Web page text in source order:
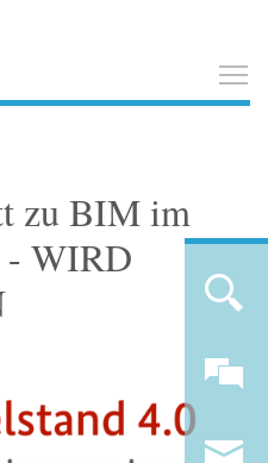
zu BIM im
WIRD